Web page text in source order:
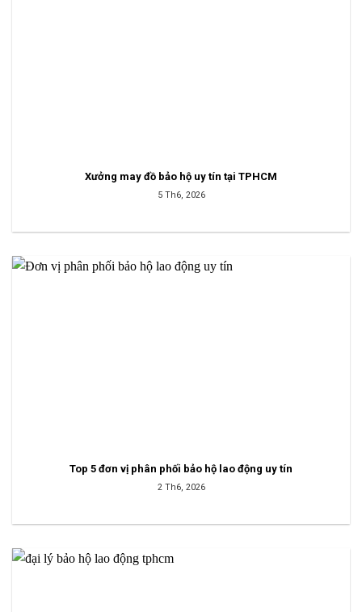
Xưởng may đồ bảo hộ uy tín tại TPHCM
5 Th6, 2026
Top 5 đơn vị phân phối bảo hộ lao động uy tín
2 Th6, 2026